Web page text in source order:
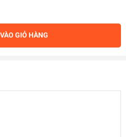
GIỎ HÀNG